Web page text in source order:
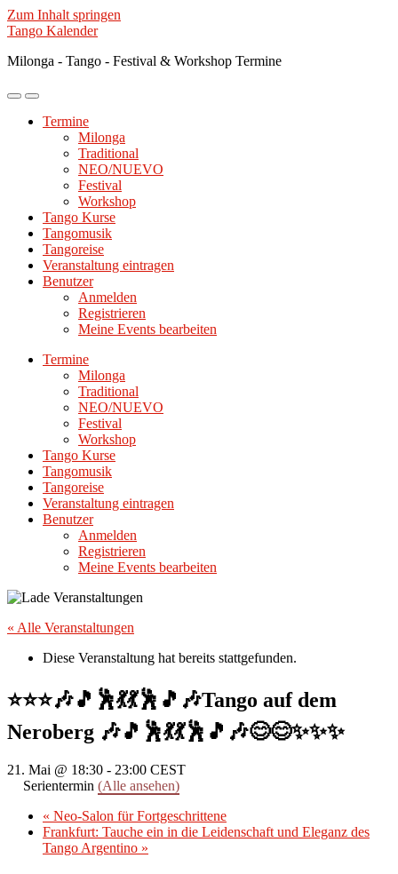
Zum Inhalt springen
Tango Kalender
Milonga - Tango - Festival & Workshop Termine
Mobile-
ein-/ausblenden
Suchfeld
ein-/ausblenden
Termine
Milonga
Traditional
NEO/NUEVO
Festival
Workshop
Tango Kurse
Tangomusik
Tangoreise
Veranstaltung eintragen
Benutzer
Anmelden
Registrieren
Meine Events bearbeiten
Termine
Milonga
Traditional
NEO/NUEVO
Festival
Workshop
Tango Kurse
Tangomusik
Tangoreise
Veranstaltung eintragen
Benutzer
Anmelden
Registrieren
Meine Events bearbeiten
« Alle Veranstaltungen
Diese Veranstaltung hat bereits stattgefunden.
⭐⭐⭐🎶🎵🕺💃💃🕺🎵🎶Tango auf dem
Neroberg 🎶🎵🕺💃💃🕺🎵🎶😊😊✨✨✨
21. Mai @ 18:30 - 23:00 CEST
Serientermin (Alle ansehen)
« Neo-Salon für Fortgeschrittene
Frankfurt: Tauche ein in die Leidenschaft und Eleganz des
Tango Argentino »